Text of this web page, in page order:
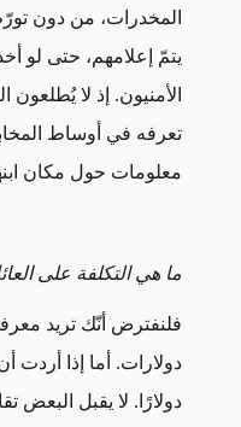
المخدرات، من دون
يتمّ إعلامهم، حتى لو
الأمنيون. إذ لا
تعرفه في أوساط
معلومات حول مكان
ما هي التكلفة على